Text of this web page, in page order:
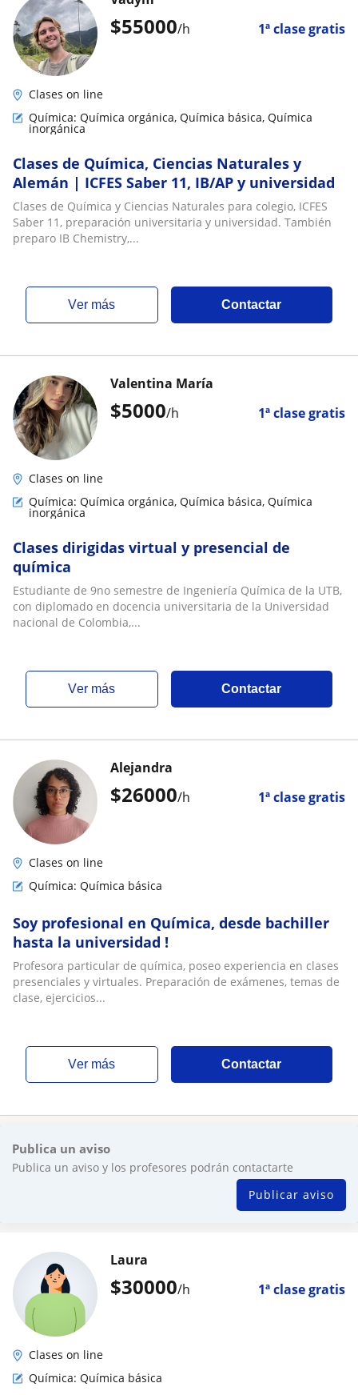
$55000/h 1ª clase gratis
Clases on line
Química: Química orgánica, Química básica, Química
inorgánica
Clases de Química, Ciencias Naturales y
Alemán | ICFES Saber 11, IB/AP y universidad
Clases de Química y Ciencias Naturales para colegio, ICFES
Saber 11, preparación universitaria y universidad. También
preparo IB Chemistry,...
ver más Contactar
$5000/h 1ª clase gratis
Valentina María
Clases on line
Química: Química orgánica, Química básica, Química
inorgánica
Clases dirigidas virtual y presencial de
química
Estudiante de 9no semestre de Ingeniería Química de la UTB,
con diplomado en docencia universitaria de la Universidad
nacional de Colombia,...
ver más Contactar
$26000/h 1ª clase gratis
Alejandra
Clases on line
Química: Química básica
Soy profesional en Química, desde bachiller
hasta la universidad !
Profesora particular de química, poseo experiencia en clases
presenciales y virtuales. Preparación de exámenes, temas de
clase, ejercicios...
ver más Contactar
Publica un aviso
Publica un aviso y los profesores podrán contactarte
Publicar aviso
$30000/h 1ª clase gratis
Laura
Clases on line
Química: Química básica